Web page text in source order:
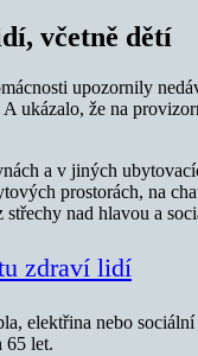
včetně dětí
upozornily
že na
a v jiných
prostorách, na
nad hlavou a
zdraví lidí
elektřina nebo
65 let.